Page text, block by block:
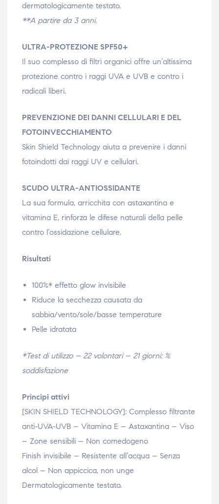
dermatologicamente testato.
**A partire da 3 anni.
ULTRA-PROTEZIONE SPF50+
Il suo complesso di filtri organici offre un’altissima
protezione contro i raggi UVA e UVB e contro i
radicali liberi.
PREVENZIONE DEI DANNI CELLULARI E DEL
FOTOINVECCHIAMENTO
Skin Shield Technology aiuta a prevenire i danni
fotoindotti dai raggi UV e cellulari.
SCUDO ULTRA-ANTIOSSIDANTE
La sua formula, arricchita con astaxantina e
vitamina E, rinforza le difese naturali della pelle
contro l’ossidazione cellulare.
Risultati
100%* effetto glow invisibile
Riduce la secchezza causata da
sabbia/vento/sole/basse temperature
Pelle idratata
*Test di utilizzo – 22 volontari – 21 giorni: %
soddisfazione
Principi attivi
[SKIN SHIELD TECHNOLOGY]: Complesso filtrante
anti-UVA-UVB – Vitamina E – Astaxantina – Viso
– Zone sensibili – Non comedogeno
Finish invisibile – Resistente all’acqua – Senza
alcol – Non appiccica, non unge
Dermatologicamente testato.